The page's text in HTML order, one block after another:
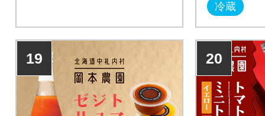
冷蔵
19 20